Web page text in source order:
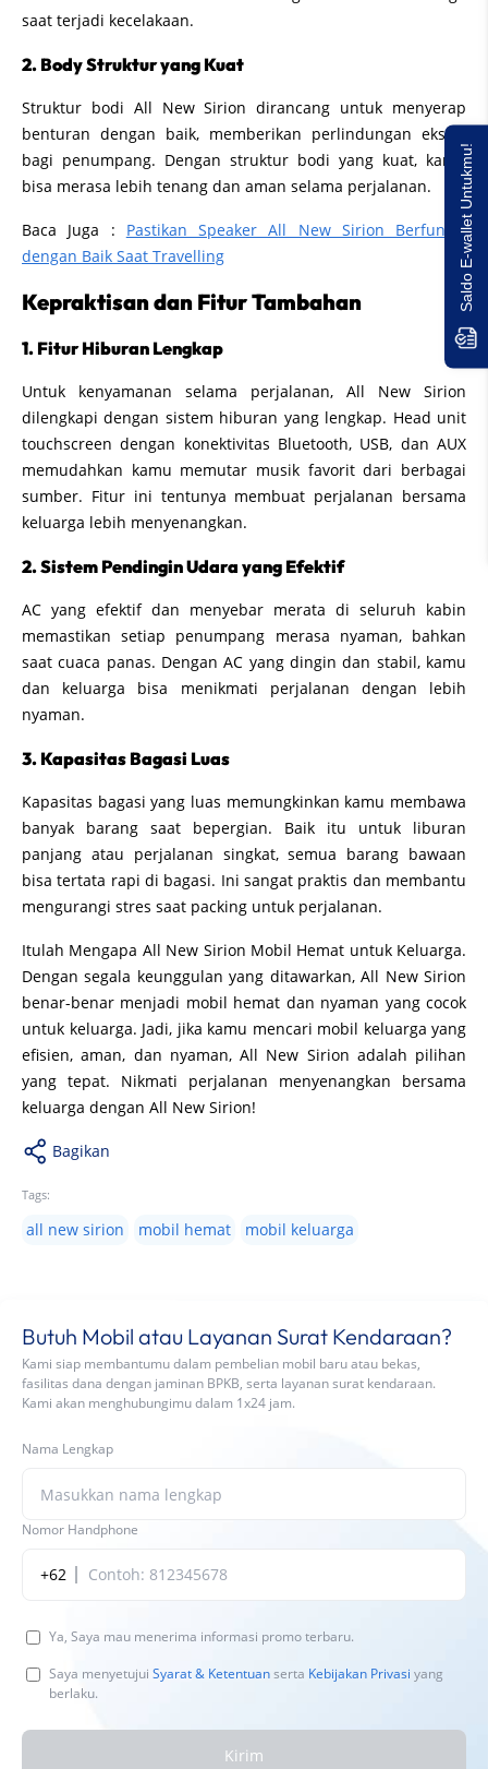
saat terjadi kecelakaan.
2. Body Struktur yang Kuat
Struktur bodi All New Sirion dirancang untuk menyerap
benturan dengan baik, memberikan perlindungan ekstra
bagi penumpang. Dengan struktur bodi yang kuat, kamu
bisa merasa lebih tenang dan aman selama perjalanan.
Baca Juga : Pastikan Speaker All New Sirion Berfungsi
dengan Baik Saat Travelling
Kepraktisan dan Fitur Tambahan
1. Fitur Hiburan Lengkap
Untuk kenyamanan selama perjalanan, All New Sirion
dilengkapi dengan sistem hiburan yang lengkap. Head unit
touchscreen dengan konektivitas Bluetooth, USB, dan AUX
memudahkan kamu memutar musik favorit dari berbagai
sumber. Fitur ini tentunya membuat perjalanan bersama
keluarga lebih menyenangkan.
2. Sistem Pendingin Udara yang Efektif
AC yang efektif dan menyebar merata di seluruh kabin
memastikan setiap penumpang merasa nyaman, bahkan
saat cuaca panas. Dengan AC yang dingin dan stabil, kamu
dan keluarga bisa menikmati perjalanan dengan lebih
nyaman.
3. Kapasitas Bagasi Luas
Kapasitas bagasi yang luas memungkinkan kamu membawa
banyak barang saat bepergian. Baik itu untuk liburan
panjang atau perjalanan singkat, semua barang bawaan
bisa tertata rapi di bagasi. Ini sangat praktis dan membantu
mengurangi stres saat packing untuk perjalanan.
Itulah Mengapa All New Sirion Mobil Hemat untuk Keluarga.
Dengan segala keunggulan yang ditawarkan, All New Sirion
benar-benar menjadi mobil hemat dan nyaman yang cocok
untuk keluarga. Jadi, jika kamu mencari mobil keluarga yang
efisien, aman, dan nyaman, All New Sirion adalah pilihan
yang tepat. Nikmati perjalanan menyenangkan bersama
keluarga dengan All New Sirion!
Bagikan
Tags:
all new sirion mobil hemat mobil keluarga
Butuh Mobil atau Layanan Surat Kendaraan?
Kami siap membantumu dalam pembelian mobil baru atau bekas,
fasilitas dana dengan jaminan BPKB, serta layanan surat kendaraan.
Kami akan menghubungimu dalam 1x24 jam.
Nama Lengkap
Nomor Handphone
+62
Ya, Saya mau menerima informasi promo terbaru.
Saya menyetujui Syarat & Ketentuanserta Kebijakan Privasi yang
berlaku.
Kirim
Saldo E-wallet Untukmu!